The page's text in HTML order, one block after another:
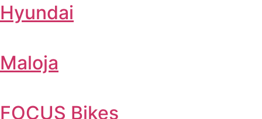
Hyundai
Maloja
FOCUS Bikes